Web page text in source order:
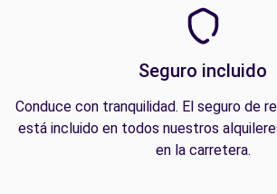
Seguro incluido
Conduce con tranquilidad. El seguro de
está incluido en todos nuestros
en la carretera.